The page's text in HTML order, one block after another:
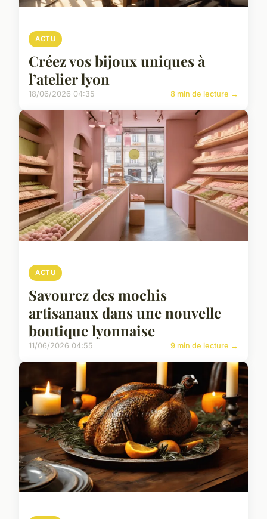
ACTU
Créez vos bijoux uniques à
l’atelier lyon
18/06/2026 04:35 8 min de lecture →
ACTU
Savourez des mochis
artisanaux dans une nouvelle
boutique lyonnaise
11/06/2026 04:55 9 min de lecture →